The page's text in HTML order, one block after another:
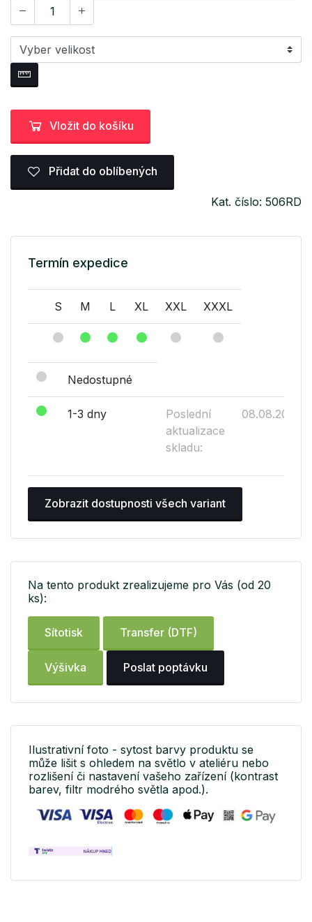
Vložit do košíku
Přidat do oblíbených
Kat. číslo: 506RD
Termín expedice
S M L XL XXL XXXL
Nedostupné
1-3 dny
Poslední
aktualizace
skladu:
08.08.2026
Zobrazit dostupnosti všech variant
Na tento produkt zrealizujeme pro Vás (od 20
ks):
Sítotisk Transfer (DTF)
Výšivka Poslat poptávku
Ilustrativní foto - sytost barvy produktu se
může lišit s ohledem na světlo v ateliéru nebo
rozlišení či nastavení vašeho zařízení (kontrast
barev, filtr modrého světla apod.).